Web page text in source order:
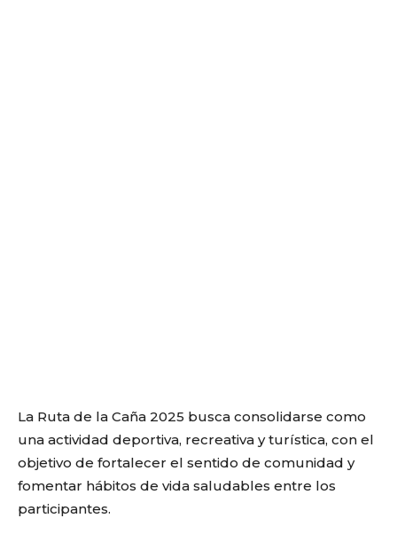
La Ruta de la Caña 2025 busca consolidarse como
una actividad deportiva, recreativa y turística, con el
objetivo de fortalecer el sentido de comunidad y
fomentar hábitos de vida saludables entre los
participantes.